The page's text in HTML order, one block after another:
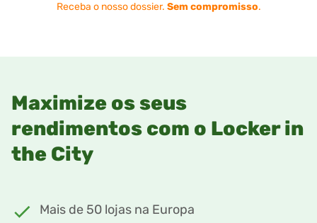
Receba o nosso dossier. Sem compromisso.
Maximize os seus
rendimentos com o Locker in
the City
Mais de 50 lojas na Europa